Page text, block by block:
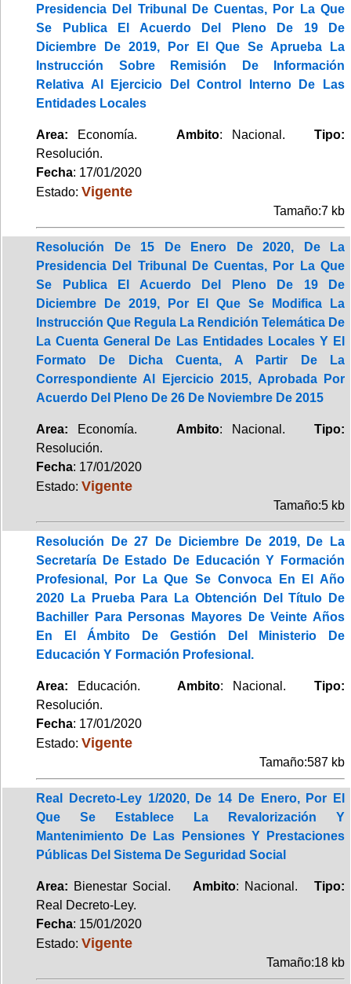
Presidencia Del Tribunal De Cuentas, Por La Que
Se Publica El Acuerdo Del Pleno De 19 De
Diciembre De 2019, Por El Que Se Aprueba La
Instrucción Sobre Remisión De Información
Relativa Al Ejercicio Del Control Interno De Las
Entidades Locales
Area: Economía. Ambito: Nacional.Tipo:
Resolución.
Fecha: 17/01/2020
Estado: Vigente
Tamaño:7 kb
Resolución De 15 De Enero De 2020, De La
Presidencia Del Tribunal De Cuentas, Por La Que
Se Publica El Acuerdo Del Pleno De 19 De
Diciembre De 2019, Por El Que Se Modifica La
Instrucción Que Regula La Rendición Telemática De
La Cuenta General De Las Entidades Locales Y El
Formato De Dicha Cuenta, A Partir De La
Correspondiente Al Ejercicio 2015, Aprobada Por
Acuerdo Del Pleno De 26 De Noviembre De 2015
Area: Economía. Ambito: Nacional.Tipo:
Resolución.
Fecha: 17/01/2020
Estado: Vigente
Tamaño:5 kb
Resolución De 27 De Diciembre De 2019, De La
Secretaría De Estado De Educación Y Formación
Profesional, Por La Que Se Convoca En El Año
2020 La Prueba Para La Obtención Del Título De
Bachiller Para Personas Mayores De Veinte Años
En El Ámbito De Gestión Del Ministerio De
Educación Y Formación Profesional.
Area: Educación.Ambito: Nacional.Tipo:
Resolución.
Fecha: 17/01/2020
Estado: Vigente
Tamaño:587 kb
Real Decreto-Ley 1/2020, De 14 De Enero, Por El
Que Se Establece La Revalorización Y
Mantenimiento De Las Pensiones Y Prestaciones
Públicas Del Sistema De Seguridad Social
Area: Bienestar Social. Ambito: Nacional. Tipo:
Real Decreto-Ley.
Fecha: 15/01/2020
Estado: Vigente
Tamaño:18 kb